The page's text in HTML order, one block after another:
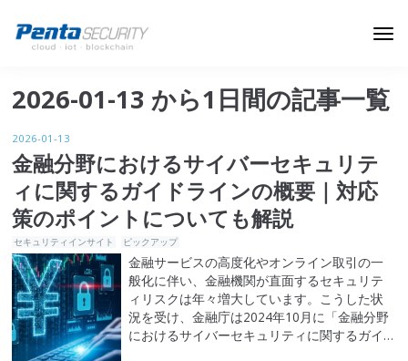
データ保護
セキュリティインサイト
技術ブログ
2026-01-13 から1日間の記事一覧
2026-01-13
金融分野におけるサイバーセキュリテ
ィに関するガイドラインの概要｜対応
策のポイントについても解説
セキュリティインサイト ピックアップ
金融サービスの高度化やオンライン取引の一
般化に伴い、金融機関が直面するセキュリテ
ィリスクは年々増大しています。こうした状
況を受け、金融庁は2024年10月に「金融分野
におけるサイバーセキュリティに関するガイ